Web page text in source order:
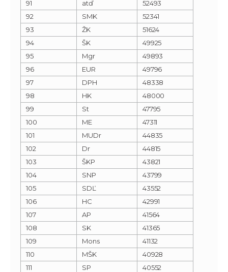
91 atď
52493
92
SMK
52341
93
ŽK
51624
94
ŠK
49925
95
Mgr
49893
96
EUR
49796
97
DPH
48338
98
HK
48000
99
St
47795
100
ME
47311
101
MUDr
44835
102
Dr
44815
103
ŠKP
43821
104
SNP
43799
105
SDĽ
43552
106
HC
42991
107
AP
41564
108
SK
41365
109
Mons
41132
110
MŠK
40928
111
SP
40552